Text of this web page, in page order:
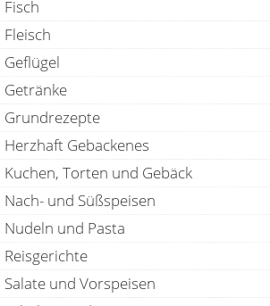
Fisch
Fleisch
Geflügel
Getränke
Grundrezepte
Herzhaft Gebackenes
Kuchen, Torten und Gebäck
Nach- und Süßspeisen
Nudeln und Pasta
Reisgerichte
Salate und Vorspeisen